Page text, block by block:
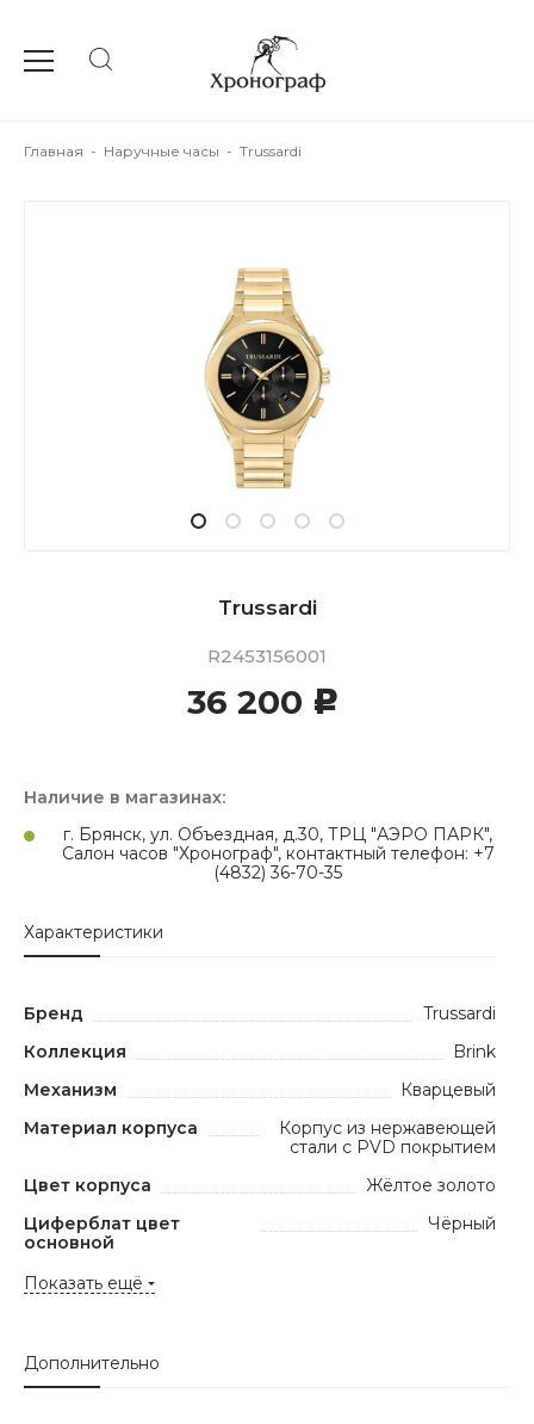
Главная - Наручные часы - Trussardi
Trussardi
R2453156001
36 200 c
Наличие в магазинах:
г. Брянск, ул. Объездная, д.30, ТРЦ "АЭРО ПАРК",
Салон часов "Хронограф", контактный телефон: +7
(4832) 36-70-35
Характеристики
Бренд
Trussardi
Коллекция
Brink
Механизм
Кварцевый
Материал корпуса
Корпус из нержавеющей
стали с PVD покрытием
Цвет корпуса
Жёлтое золото
Циферблат цвет
основной
Чёрный
Показать ещё
Дополнительно